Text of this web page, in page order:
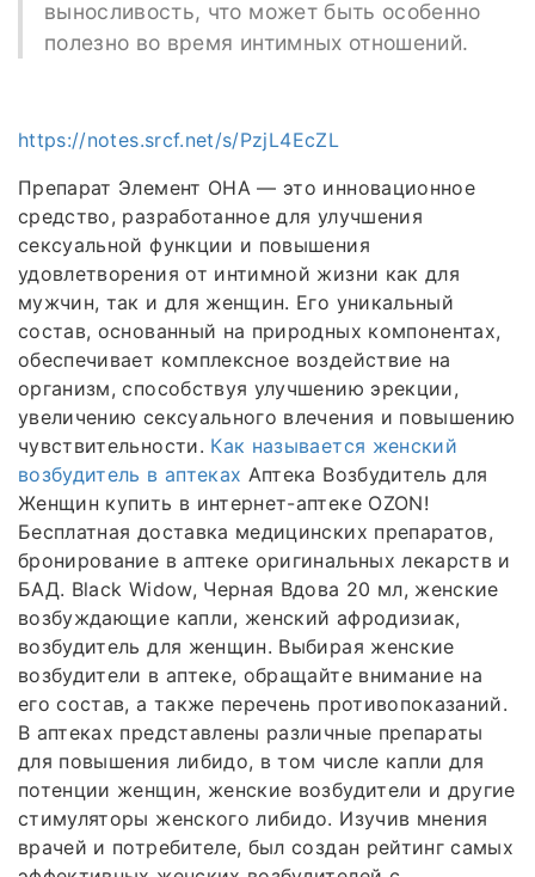
выносливость, что может быть особенно
полезно во время интимных отношений.
https://notes.srcf.net/s/PzjL4EcZL
Препарат Элемент ОНА — это инновационное
средство, разработанное для улучшения
сексуальной функции и повышения
удовлетворения от интимной жизни как для
мужчин, так и для женщин. Его уникальный
состав, основанный на природных компонентах,
обеспечивает комплексное воздействие на
организм, способствуя улучшению эрекции,
увеличению сексуального влечения и повышению
чувствительности. Как называется женский
возбудитель в аптеках Аптека Возбудитель для
Женщин купить в интернет-аптеке OZON!
Бесплатная доставка медицинских препаратов,
бронирование в аптеке оригинальных лекарств и
БАД. Black Widow, Черная Вдова 20 мл, женские
возбуждающие капли, женский афродизиак,
возбудитель для женщин. Выбирая женские
возбудители в аптеке, обращайте внимание на
его состав, а также перечень противопоказаний.
В аптеках представлены различные препараты
для повышения либидо, в том числе капли для
потенции женщин, женские возбудители и другие
стимуляторы женского либидо. Изучив мнения
врачей и потребителе, был создан рейтинг самых